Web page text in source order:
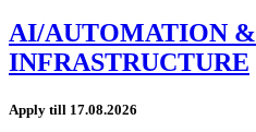
AI/AUTOMATION &
INFRASTRUCTURE
Apply till 17.08.2026